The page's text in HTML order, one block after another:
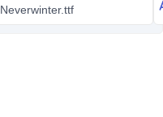
Neverwinter.ttf